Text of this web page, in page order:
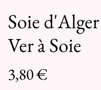
Soie
Ver à Soie
3,80 €